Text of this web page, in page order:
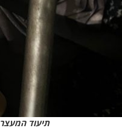
תיעוד המעצר